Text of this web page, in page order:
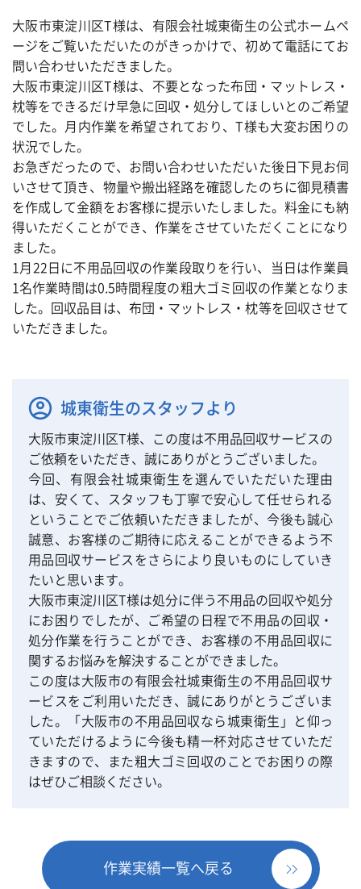
大阪市東淀川区T様は、有限会社城東衛生の公式ホームペ
ージをご覧いただいたのがきっかけで、初めて電話にてお
問い合わせいただきました。
大阪市東淀川区T様は、不要となった布団・マットレス・
枕等をできるだけ早急に回収・処分してほしいとのご希望
でした。月内作業を希望されており、T様も大変お困りの
状況でした。
お急ぎだったので、お問い合わせいただいた後日下見お伺
いさせて頂き、物量や搬出経路を確認したのちに御見積書
を作成して金額をお客様に提示いたしました。料金にも納
得いただくことができ、作業をさせていただくことになり
ました。
1月22日に不用品回収の作業段取りを行い、当日は作業員
1名作業時間は0.5時間程度の粗大ゴミ回収の作業となりま
した。回収品目は、布団・マットレス・枕等を回収させて
いただきました。
城東衛生のスタッフより
大阪市東淀川区T様、この度は不用品回収サービスの
ご依頼をいただき、誠にありがとうございました。
今回、有限会社城東衛生を選んでいただいた理由
は、安くて、スタッフも丁寧で安心して任せられる
ということでご依頼いただきましたが、今後も誠心
誠意、お客様のご期待に応えることができるよう不
用品回収サービスをさらにより良いものにしていき
たいと思います。
大阪市東淀川区T様は処分に伴う不用品の回収や処分
にお困りでしたが、ご希望の日程で不用品の回収・
処分作業を行うことができ、お客様の不用品回収に
関するお悩みを解決することができました。
この度は大阪市の有限会社城東衛生の不用品回収サ
ービスをご利用いただき、誠にありがとうございま
した。「大阪市の不用品回収なら城東衛生」と仰っ
ていただけるように今後も精一杯対応させていただ
きますので、また粗大ゴミ回収のことでお困りの際
はぜひご相談ください。
作業実績一覧へ戻る